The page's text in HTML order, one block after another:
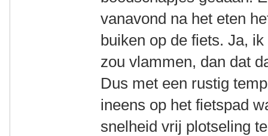
vanavond na het eten
buiken op de fiets. Ja,
zou vlammen, dan dat
Dus met een rustig
ineens op het fietspad
snelheid vrij plotseling